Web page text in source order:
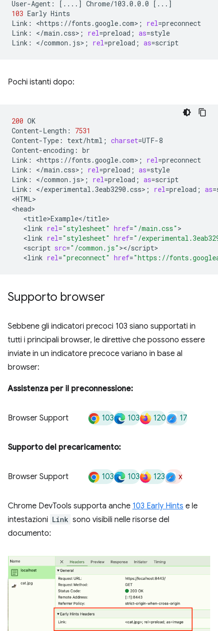
User-Agent:
[ .... ] Chrome/103.0.0.0 [ ... ]
103 Early Hints
Link:
<https://fonts.google.com> ; rel=preconnect
Link:
</main.css> ; rel=preload ; as=style
Link:
</common.js> ; rel=preload ; as=
Pochi istanti dopo:
200 OK
Content-Length:
7531
Content-Type:
text/html ; charset=UTF-8
Content-encoding: br
Link:
<https://fonts.google.com> ; rel=preconnect
Link:
</main.css> ; rel=preload ; as=style
Link:
</common.js> ; rel=preload ; as=script
Link:
</experimental.3eab3290.css> ; rel=preload ; as=
<HTML>
<link rel="stylesheet" href="/main.css"
<link rel="stylesheet" href="/
<script src="/common.js"
<link rel="preconnect" href="https://
Supporto browser
Sebbene gli indicatori precoci 103 siano supportati in
tutti i principali browser, le direttive che possono essere
inviate in un indicatore precoce variano in base al
browser:
Assistenza per il preconnessione:
Browser Support 103 103 120 17
Supporto del precaricamento:
Browser Support 103 103 123 x
Chrome DevTools supporta anche 103 Early Hints e le
intestazioni Link sono visibili nelle risorse del
documento: